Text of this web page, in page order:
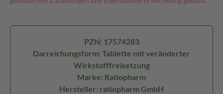
PZN: 17574283
Darreichungsform: Tablette mit veränderter
Wirkstofffreisetzung
Marke: Ratiopharm
Hersteller: ratiopharm GmbH